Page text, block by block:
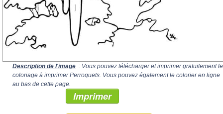
Description de l'image : Vous pouvez télécharger et imprimer gratuitement le
coloriage à imprimer Perroquets. Vous pouvez également le colorier en ligne
au bas de cette page.
Imprimer